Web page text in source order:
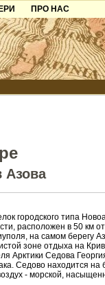
ПРО НАС
Контакти
Партнерам
Додати готель
Азова
городского типа
расположен в 50 км
на самом берегу
зоне отдыха на
Арктики Седова
Седово находится на
- морской,